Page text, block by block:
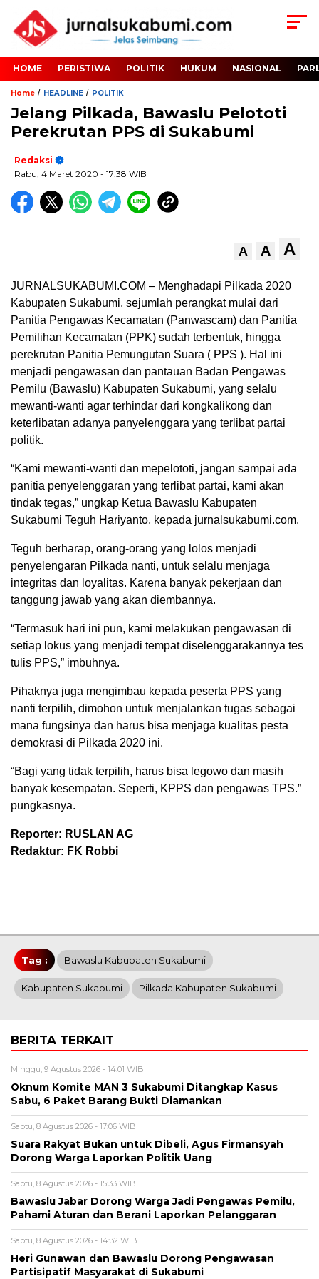
HOME PERISTIWA POLITIK HUKUM NASIONAL
Home / HEADLINE / POLITIK
Jelang Pilkada, Bawaslu Pelototi
Perekrutan PPS di Sukabumi
Redaksi
Rabu, 4 Maret 2020 - 17:38 WIB
A A A
JURNALSUKABUMI.COM – Menghadapi Pilkada 2020
Kabupaten Sukabumi, sejumlah perangkat mulai dari
Panitia Pengawas Kecamatan (Panwascam) dan Panitia
Pemilihan Kecamatan (PPK) sudah terbentuk, hingga
perekrutan Panitia Pemungutan Suara ( PPS ). Hal ini
menjadi pengawasan dan pantauan Badan Pengawas
Pemilu (Bawaslu) Kabupaten Sukabumi, yang selalu
mewanti-wanti agar terhindar dari kongkalikong dan
keterlibatan adanya panyelenggara yang terlibat partai
politik.
“Kami mewanti-wanti dan mepelototi, jangan sampai ada
panitia penyelenggaran yang terlibat partai, kami akan
tindak tegas,” ungkap Ketua Bawaslu Kabupaten
Sukabumi Teguh Hariyanto, kepada jurnalsukabumi.com.
Teguh berharap, orang-orang yang lolos menjadi
penyelengaran Pilkada nanti, untuk selalu menjaga
integritas dan loyalitas. Karena banyak pekerjaan dan
tanggung jawab yang akan diembannya.
“Termasuk hari ini pun, kami melakukan pengawasan di
setiap lokus yang menjadi tempat diselenggarakannya tes
tulis PPS,” imbuhnya.
Pihaknya juga mengimbau kepada peserta PPS yang
nanti terpilih, dimohon untuk menjalankan tugas sebagai
mana fungsinya dan harus bisa menjaga kualitas pesta
demokrasi di Pilkada 2020 ini.
“Bagi yang tidak terpilih, harus bisa legowo dan masih
banyak kesempatan. Seperti, KPPS dan pengawas TPS.”
pungkasnya.
Reporter: RUSLAN AG
Redaktur: FK Robbi
Tag : Bawaslu Kabupaten Sukabumi
Kabupaten Sukabumi Pilkada Kabupaten Sukabumi
BERITA TERKAIT
Minggu, 9 Agustus 2026 - 14:01 WIB
Oknum Komite MAN 3 Sukabumi Ditangkap Kasus
Sabu, 6 Paket Barang Bukti Diamankan
Sabtu, 8 Agustus 2026 - 17:06 WIB
Suara Rakyat Bukan untuk Dibeli, Agus Firmansyah
Dorong Warga Laporkan Politik Uang
Sabtu, 8 Agustus 2026 - 15:33 WIB
Bawaslu Jabar Dorong Warga Jadi Pengawas Pemilu,
Pahami Aturan dan Berani Laporkan Pelanggaran
Sabtu, 8 Agustus 2026 - 14:32 WIB
Heri Gunawan dan Bawaslu Dorong Pengawasan
Partisipatif Masyarakat di Sukabumi